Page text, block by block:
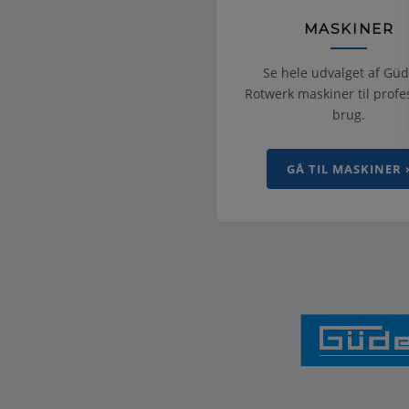
MASKINER
Se hele udvalget af
Rotwerk maskiner til
brug.
GÅ TIL MASKINER ›